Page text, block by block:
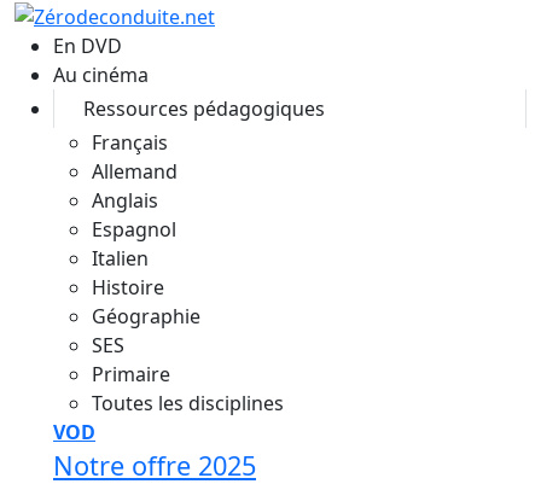
Aller au contenu principal
En DVD
Au cinéma
Ressources pédagogiques
Français
Allemand
Anglais
Espagnol
Italien
Histoire
Géographie
SES
Primaire
Toutes les disciplines
VOD
Notre offre 2025